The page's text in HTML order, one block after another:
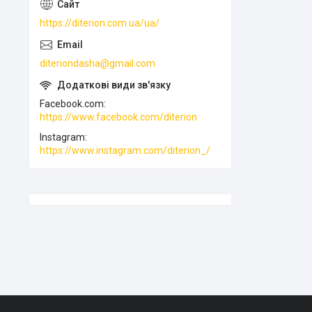
https://diterion.com.ua/ua/
diteriondasha@gmail.com
Facebook.com
https://www.facebook.com/diterion
Instagram
https://www.instagram.com/diterion_/